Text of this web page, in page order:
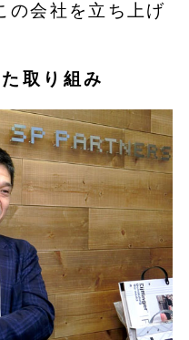
の会社を立ち上げ
取り組み